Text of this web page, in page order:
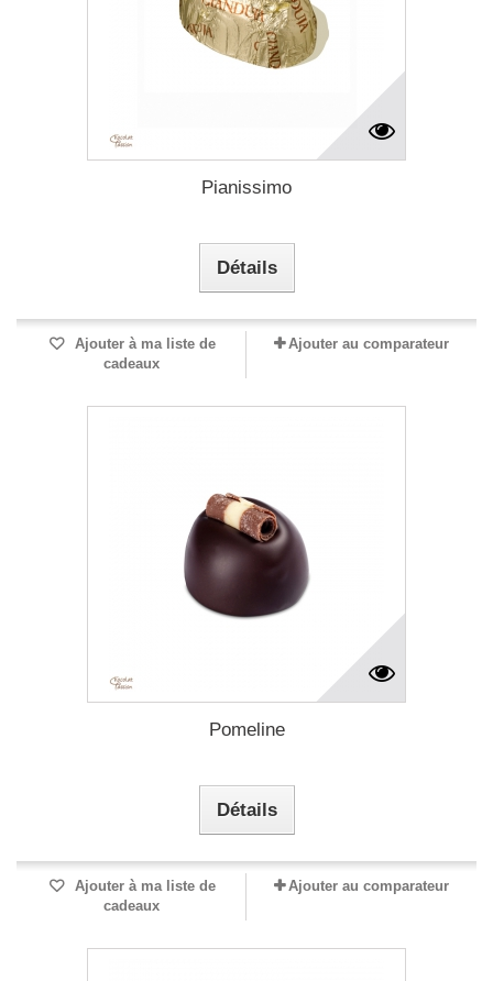
Pianissimo
Détails
Ajouter à ma liste de
cadeaux
Ajouter au comparateur
Pomeline
Détails
Ajouter à ma liste de
cadeaux
Ajouter au comparateur